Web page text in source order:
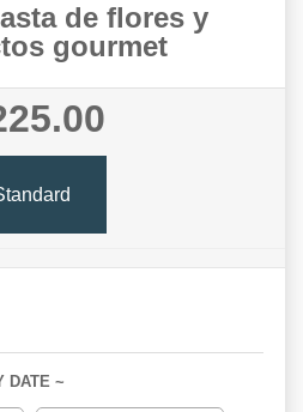
de flores y
gourmet
DATE ~